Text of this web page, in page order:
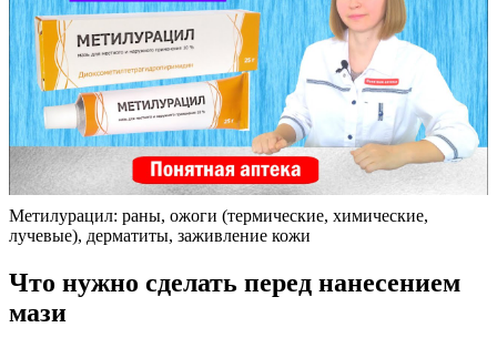
Метилурацил: раны, ожоги (термические, химические,
лучевые), дерматиты, заживление кожи
Что нужно сделать перед нанесением
мази